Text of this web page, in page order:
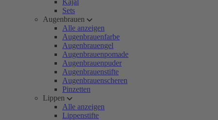
Kajal
Sets
Augenbrauen
Alle anzeigen
Augenbrauenfarbe
Augenbrauengel
Augenbrauenpomade
Augenbrauenpuder
Augenbrauenstifte
Augenbrauenscheren
Pinzetten
Lippen
Alle anzeigen
Lippenstifte